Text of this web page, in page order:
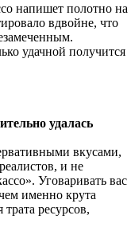
напишет полотно на
вдвойне, что
удачной получится
удалась
вкусами,
и не
Уговаривать вас
именно крута
ресурсов,